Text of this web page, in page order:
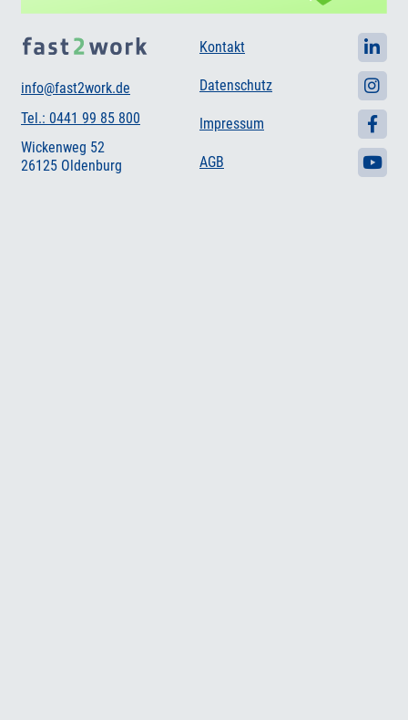
info@fast2work.de
Tel.: 0441 99 85 800
Wickenweg 52
26125 Oldenburg
Kontakt
Datenschutz
Impressum
AGB